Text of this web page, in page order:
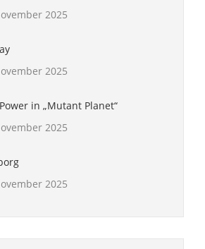
2025
2025
in „Mutant Planet“
2025
2025